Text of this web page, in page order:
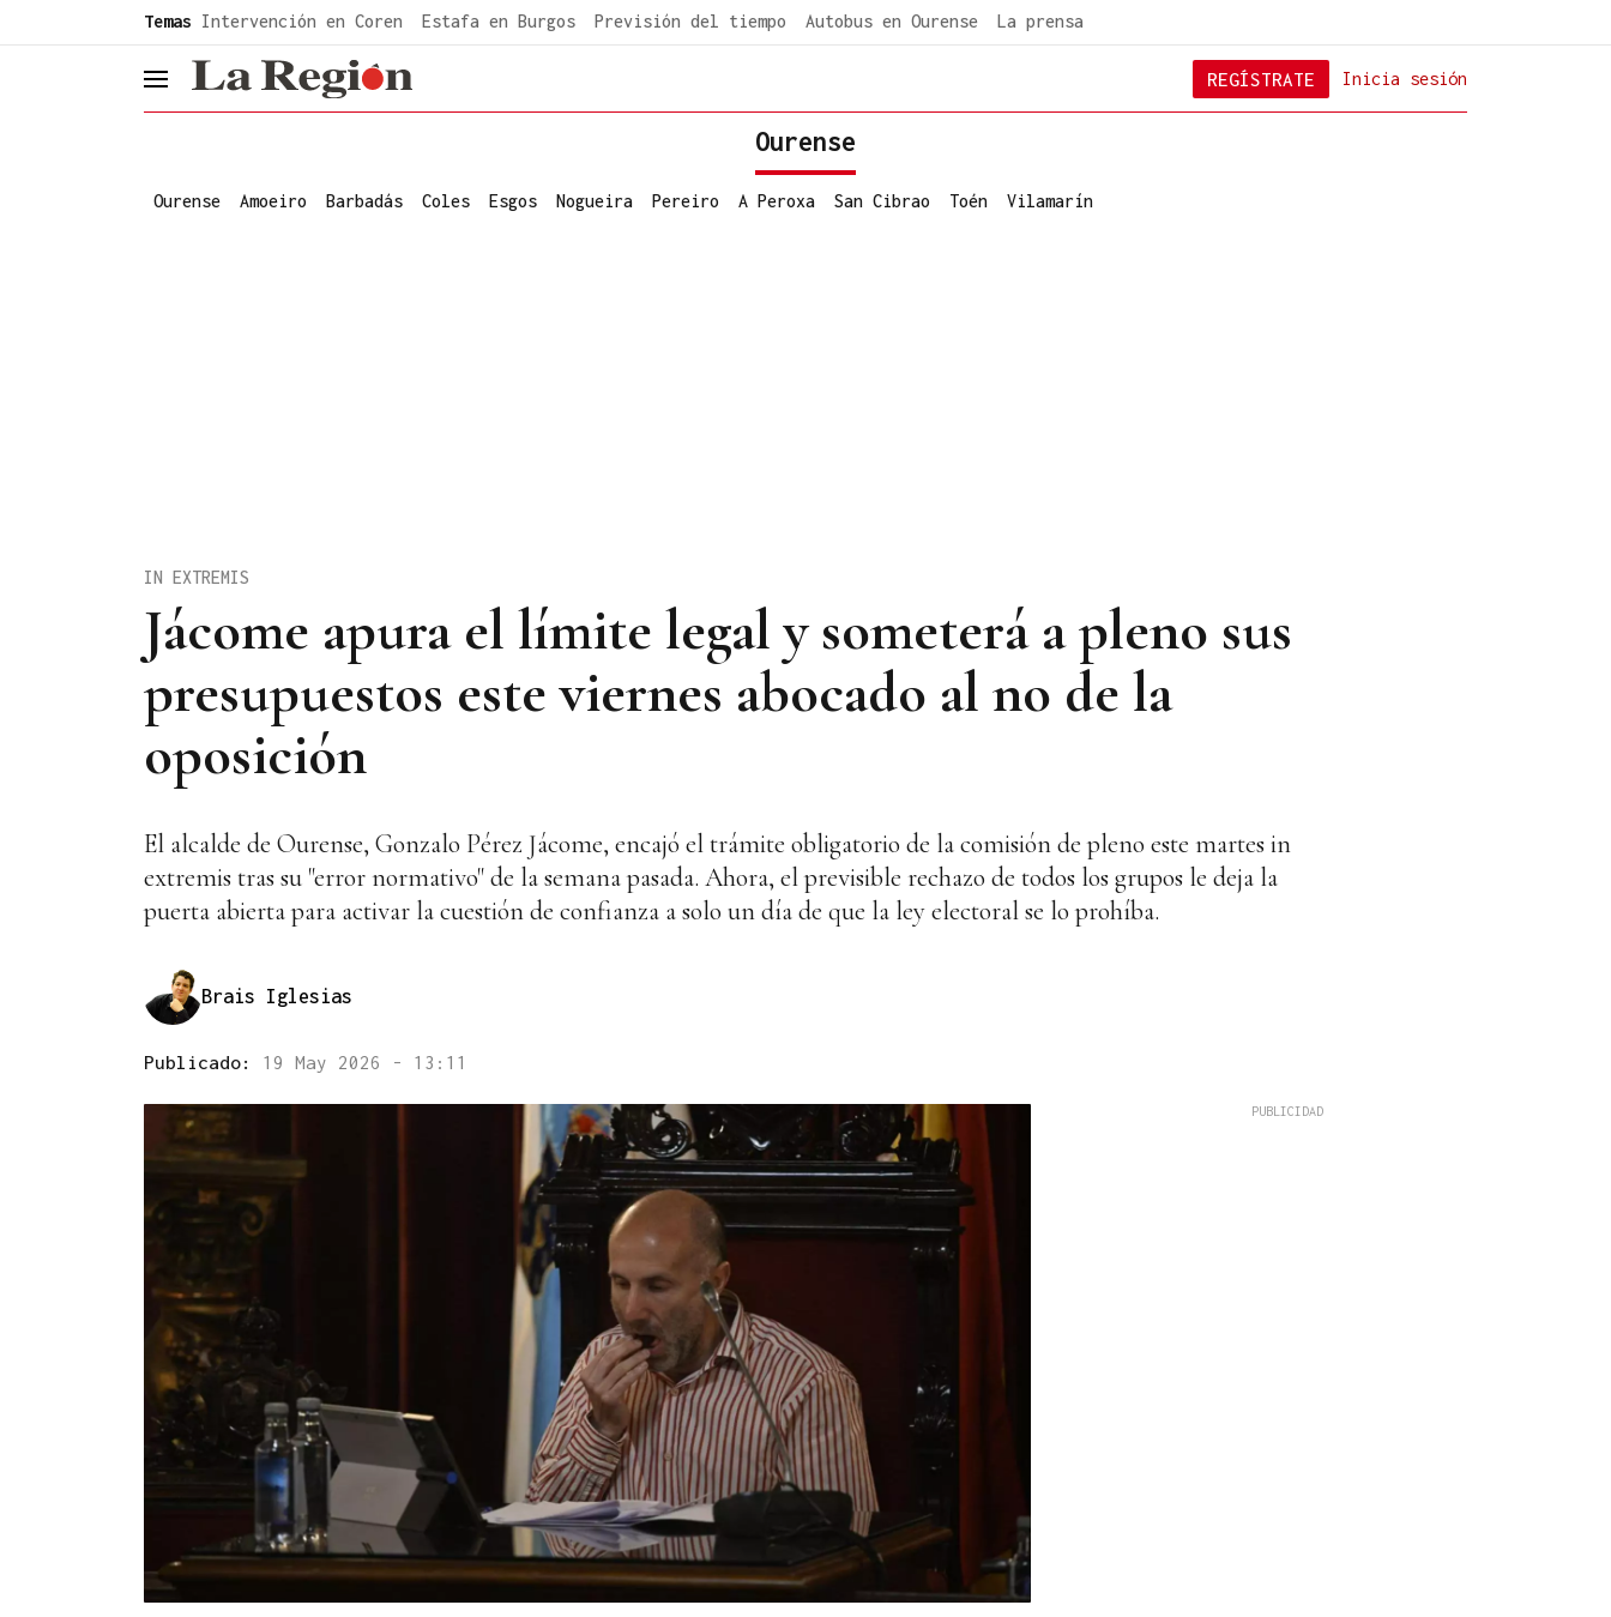
Temas Intervención en Coren Estafa en Burgos Previsión del tiempo Autobus en Ourense La prensa
header.menu.open Inicia sesión
REGÍSTRATE
Ourense
Ourense Amoeiro Barbadás Coles Esgos Nogueira Pereiro A Peroxa San Cibrao Toén Vilamarín
Jácome apura el límite legal y someterá a pleno sus
presupuestos este viernes abocado al no de la
oposición
IN EXTREMIS
El alcalde de Ourense, Gonzalo Pérez Jácome, encajó el trámite obligatorio de la comisión de pleno este martes in
extremis tras su "error normativo" de la semana pasada. Ahora, el previsible rechazo de todos los grupos le deja la
puerta abierta para activar la cuestión de confianza a solo un día de que la ley electoral se lo prohíba.
Brais Iglesias
Publicado: 19 May 2026 - 13:11